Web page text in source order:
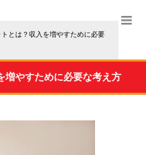
とは？収入を増やすために必要
増やすために必要な考え方